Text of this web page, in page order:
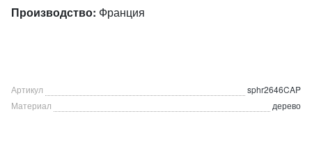
Производство: Франция
Артикул
sphr2646CAP
Материал
дерево